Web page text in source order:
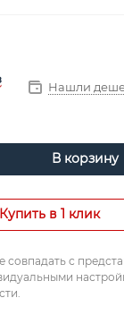
Нашли
В корзину
Купить в 1 клик
совпадать с